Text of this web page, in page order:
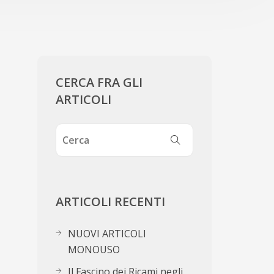
CERCA FRA GLI
ARTICOLI
ARTICOLI RECENTI
NUOVI ARTICOLI
MONOUSO